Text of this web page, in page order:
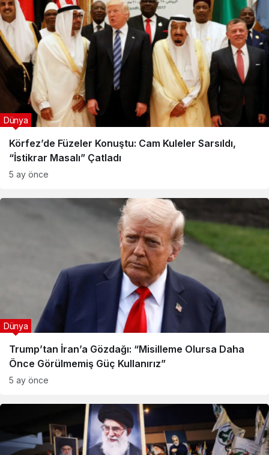
Körfez’de Füzeler Konuştu: Cam Kuleler Sarsıldı,
“İstikrar Masalı” Çatladı
Dünya
5 ay önce
Trump’tan İran’a Gözdağı: “Misilleme Olursa Daha
Önce Görülmemiş Güç Kullanırız”
Dünya
5 ay önce